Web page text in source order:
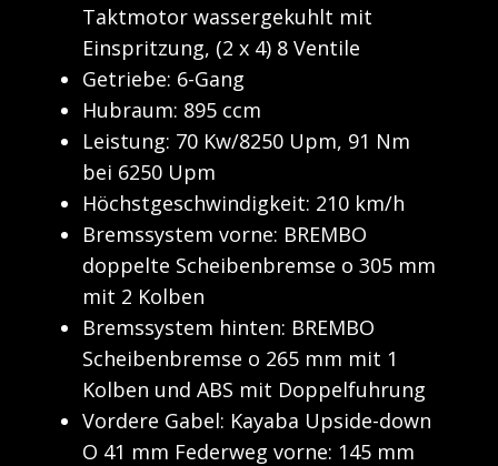
Taktmotor wassergekuhlt mit
Einspritzung, (2 x 4) 8 Ventile
Getriebe: 6-Gang
Hubraum: 895 ccm
Leistung: 70 Kw/8250 Upm, 91 Nm
bei 6250 Upm
Höchstgeschwindigkeit: 210 km/h
Bremssystem vorne: BREMBO
doppelte Scheibenbremse o 305 mm
mit 2 Kolben
Bremssystem hinten: BREMBO
Scheibenbremse o 265 mm mit 1
Kolben und ABS mit Doppelfuhrung
Vordere Gabel: Kayaba Upside-down
O 41 mm Federweg vorne: 145 mm